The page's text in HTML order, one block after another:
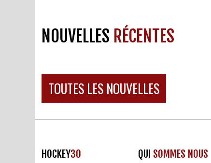
NOUVELLES RÉCENTES
TOUTES LES NOUVELLES
HOCKEY30 QUI SOMMES NOUS